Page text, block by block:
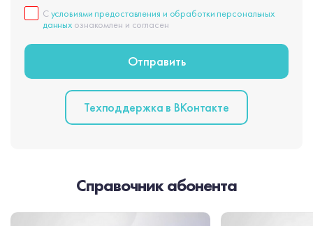
Сусловиями предоставления и обработки персональных
данных ознакомлен и согласен
Техподдержка в BКонтакте
Справочник абонента